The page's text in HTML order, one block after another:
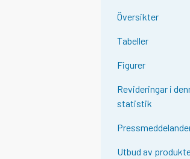
Översikter
Tabeller
Figurer
Revideringar i
statistik
Utbud av